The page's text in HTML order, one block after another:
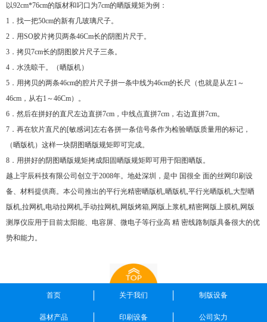
以92cm*76cm的版材和叼口为7cm的晒版规矩为例：
1．找一把50cm的新有几玻璃尺子。
2．用SO胶片拷贝两条46Cm长的阴图片尺于。
3．拷贝7cm长的阴图胶片尺子三条。
4．水洗晾干。（晒版机）
5．用拷贝的两条46cm的腔片尺子拼一条中线为46cm的长尺（也就是从左1～
46cm，从右1～46Cm）。
6．然后在拼好的直尺左边直拼7cm，中线点直拼7cm，右边直拼7cm。
7．再在软片直尺的[敏感词]左右各拼一条信号条作为检验晒版质量用的标记，
（晒版机）这样一块阴图晒版规矩即可完成。
8．用拼好的阴图晒版规矩拷成阳固晒版规矩即可用于阳图晒版。
越上宇辰科技有限公司创立于2008年。地处深圳，是中 国很全 面的丝网印刷设
备、材料提供商。本公司推出的平行光精密晒版机,晒版机,平行光晒版机,大型晒
版机,拉网机,电动拉网机,手动拉网机,网版烤箱,网版上浆机,精密网版上膜机,网版
测厚仪应用于目前太阳能、电容屏、微电子等行业高 精 密线路制版具备很大的优
势和能力。
首页 关于我们 制版设备
器材产品 印刷设备 公司实力